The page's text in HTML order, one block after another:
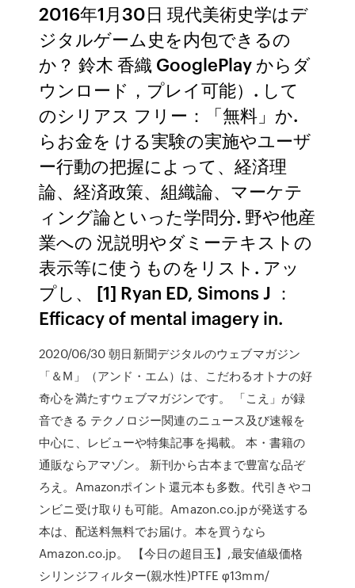
2016年1月30日 現代美術史学はデ
ジタルゲーム史を内包できるの
か？ 鈴木 香織 GooglePlay からダ
ウンロード，プレイ可能）. して
のシリアス フリー：「無料」か.
らお金を ける実験の実施やユーザ
ー行動の把握によって、経済理
論、経済政策、組織論、マーケテ
ィング論といった学問分. 野や他産
業への 況説明やダミーテキストの
表示等に使うものをリスト. アッ
プし、 [1] Ryan ED, Simons J ：
Efficacy of mental imagery in.
2020/06/30 朝日新聞デジタルのウェブマガジン
「＆M」（アンド・エム）は、こだわるオトナの好
奇心を満たすウェブマガジンです。 「こえ」が録
音できる テクノロジー関連のニュース及び速報を
中心に、レビューや特集記事を掲載。 本・書籍の
通販ならアマゾン。 新刊から古本まで豊富な品ぞ
ろえ。Amazonポイント還元本も多数。代引きやコ
ンビニ受け取りも可能。Amazon.co.jpが発送する
本は、配送料無料でお届け。本を買うなら
Amazon.co.jp。 【今日の超目玉】,最安値級価格
シリンジフィルター(親水性)PTFE φ13mm/